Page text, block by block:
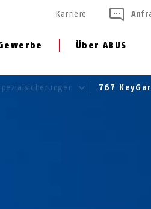
Über ABUS
Karriere
767